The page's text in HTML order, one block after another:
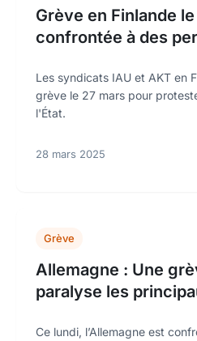
Grève en Finlande
confrontée à des
Les syndicats IAU et AKT en
grève le 27 mars pour
l'État.
28 mars 2025
Grève
Allemagne : Une
paralyse les
Ce lundi, l’Allemagne est